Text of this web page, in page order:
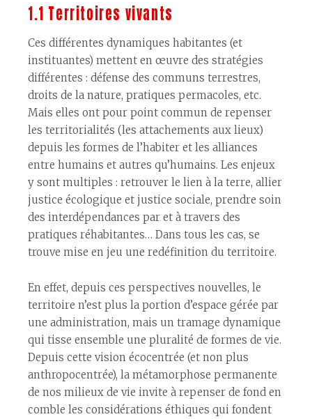
1.1 Territoires vivants
Ces différentes dynamiques habitantes (et
instituantes) mettent en œuvre des stratégies
différentes : défense des communs terrestres,
droits de la nature, pratiques permacoles, etc.
Mais elles ont pour point commun de repenser
les territorialités (les attachements aux lieux)
depuis les formes de l’habiter et les alliances
entre humains et autres qu’humains. Les enjeux
y sont multiples : retrouver le lien à la terre, allier
justice écologique et justice sociale, prendre soin
des interdépendances par et à travers des
pratiques réhabitantes… Dans tous les cas, se
trouve mise en jeu une redéfinition du territoire.
En effet, depuis ces perspectives nouvelles, le
territoire n’est plus la portion d’espace gérée par
une administration, mais un tramage dynamique
qui tisse ensemble une pluralité de formes de vie.
Depuis cette vision écocentrée (et non plus
anthropocentrée), la métamorphose permanente
de nos milieux de vie invite à repenser de fond en
comble les considérations éthiques qui fondent